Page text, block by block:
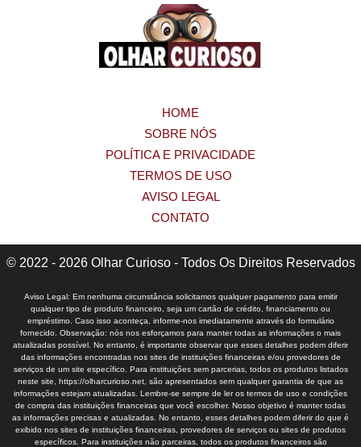
HOME
SOBRE NÓS
POLÍTICA E PRIVACIDADE
TERMOS DE USO
AVISO LEGAL
CONTATO
© 2022 - 2026 Olhar Curioso - Todos Os Direitos Reservados
Aviso Legal: Em nenhuma circunstância solicitamos qualquer pagamento para emitir
qualquer tipo de produto financeiro, seja um cartão de crédito, financiamento ou
empréstimo. Caso isso aconteça, informe-nos imediatamente através do formulário
fornecido. Observação: nós nos esforçamos para manter todas as informações o mais
atualizadas possível. No entanto, é importante observar que esses detalhes podem diferir
das informações encontradas nos sites de instituições financeiras e/ou provedores de
serviços de um site específico. Para instituições sem parcerias, todos os produtos listados
neste site, https://olharcurioso.net, são apresentados sem qualquer garantia de que as
informações estejam atualizadas. Lembre-se sempre de ler os termos de uso e condições
de compra das instituições financeiras que você escolher. Nosso objetivo é manter todas
as informações precisas e atualizadas. No entanto, esses detalhes podem diferir do que é
exibido nos sites de instituições financeiras, provedores de serviços ou sites de produtos
específicos. Para instituições não parceiras, todos os produtos financeiros são